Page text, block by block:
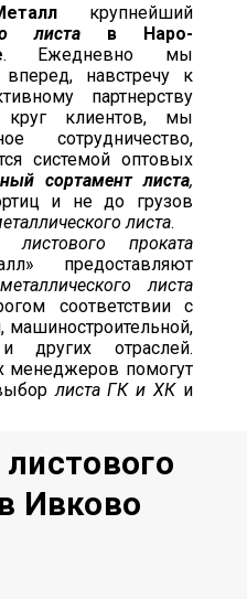
крупнейший
листа в Наро-
. Ежедневно мы
вперед, навстречу к
партнерству
круг клиентов, мы
сотрудничество,
системой оптовых
сортамент листа,
и не до грузов
листа.
листового проката
предоставляют
листа
соответствии с
машиностроительной,
и других отраслей.
менеджеров помогут
листа ГК и ХК и
Ивково